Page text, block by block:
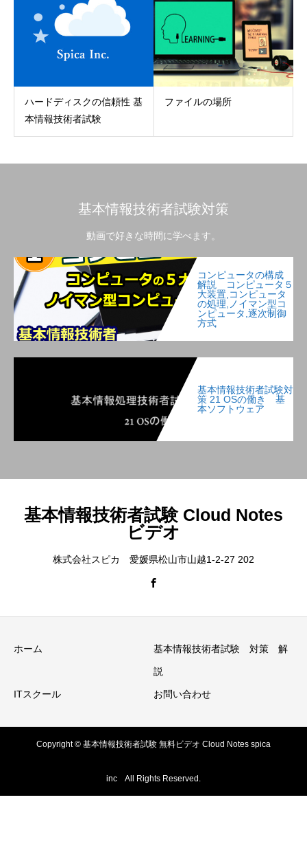
ハードディスクの信頼性 基
本情報技術者試験
ファイルの場所
基本情報技術者試験対策
動画で好きな時間に学べます。
コンピュータの構成
解説 コンピュータ５
大装置,コンピュータ
の処理,ノイマン型コ
ンピュータ,逐次制御
方式
基本情報技術者試験対
策 21 OSの働き 基
本ソフトウェア
基本情報技術者試験 Cloud Notes
ビデオ
株式会社スピカ 愛媛県松山市山越1-2-27 202
ホーム 基本情報技術者試験 対策 解
説
ITスクール お問い合わせ
Copyright © 基本情報技術者試験 無料ビデオ Cloud Notes spica
inc All Rights Reserved.